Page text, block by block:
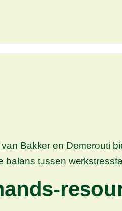
Bakker en Demerouti
balans tussen